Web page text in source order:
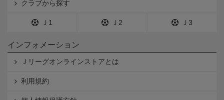
クラブから探す
Ｊ1 Ｊ2 Ｊ3
インフォメーション
Ｊリーグオンラインストアとは
利用規約